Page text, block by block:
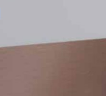
Bedieningspaneel – Ronde
messing –
met een ronde